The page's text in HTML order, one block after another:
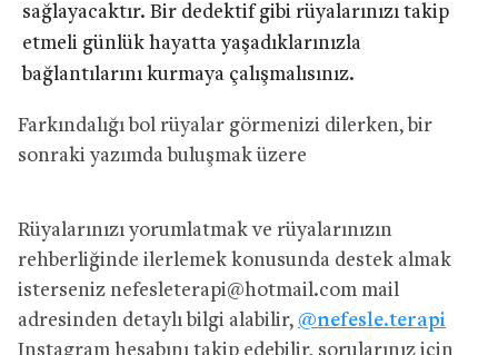
sağlayacaktır. Bir dedektif gibi rüyalarınızı takip
etmeli günlük hayatta yaşadıklarınızla
bağlantılarını kurmaya çalışmalısınız.
Farkındalığı bol rüyalar görmenizi dilerken, bir
sonraki yazımda buluşmak üzere
Rüyalarınızı yorumlatmak ve rüyalarınızın
rehberliğinde ilerlemek konusunda destek almak
isterseniz nefesleterapi@hotmail.com mail
adresinden detaylı bilgi alabilir, @nefesle.terapi